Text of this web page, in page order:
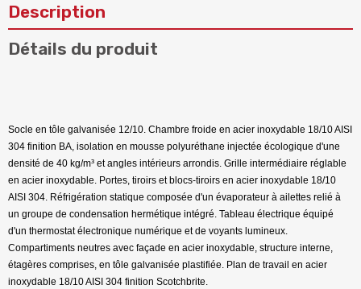
Description
Détails du produit
Socle en tôle galvanisée 12/10. Chambre froide en acier inoxydable 18/10 AISI
304 finition BA, isolation en mousse polyuréthane injectée écologique d'une
densité de 40 kg/m³ et angles intérieurs arrondis. Grille intermédiaire réglable
en acier inoxydable. Portes, tiroirs et blocs-tiroirs en acier inoxydable 18/10
AISI 304. Réfrigération statique composée d'un évaporateur à ailettes relié à
un groupe de condensation hermétique intégré. Tableau électrique équipé
d'un thermostat électronique numérique et de voyants lumineux.
Compartiments neutres avec façade en acier inoxydable, structure interne,
étagères comprises, en tôle galvanisée plastifiée. Plan de travail en acier
inoxydable 18/10 AISI 304 finition Scotchbrite.